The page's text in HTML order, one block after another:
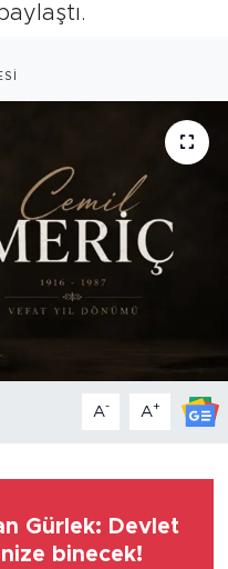
A- A+
Gürlek: Devlet
binecek!